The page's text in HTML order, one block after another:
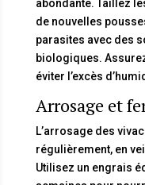
abondante. Taillez
de nouvelles
parasites avec des
biologiques.
éviter l’excès
Arrosage et
L’arrosage des
régulièrement, en
Utilisez un engrais